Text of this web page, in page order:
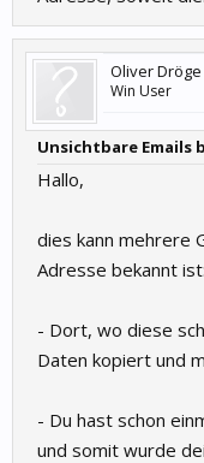
Oliver Dröge
Win User
Unsichtbare Emails
Hallo,
dies kann mehrere
Adresse bekannt ist:
- Dort, wo diese
Daten kopiert und
- Du hast schon
und somit wurde